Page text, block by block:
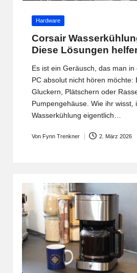
Posted
Hardware
Corsair
Diese Lösungen
Es ist ein Geräusch, das man in
PC absolut nicht hören möchte:
Gluckern, Plätschern oder
Pumpengehäuse. Wie ihr wisst,
Wasserkühlung eigentlich…
Posted
Von Fynn Trenkner 2. März 2026